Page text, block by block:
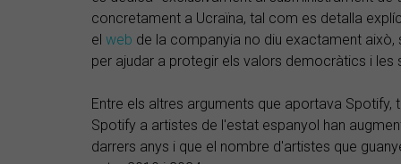
concretament a Ucraïna, tal com es detalla
el web de la companyia no diu exactament això,
per ajudar a protegir els valors democràtics i les
Entre els altres arguments que aportava
Spotify a artistes de l'estat espanyol han
darrers anys i que el nombre d'artistes que